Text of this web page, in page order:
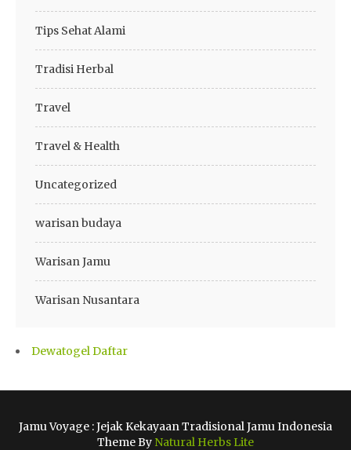
Tips Sehat Alami
Tradisi Herbal
Travel
Travel & Health
Uncategorized
warisan budaya
Warisan Jamu
Warisan Nusantara
Dewatogel Daftar
Jamu Voyage : Jejak Kekayaan Tradisional Jamu Indonesia
Theme By Natural Herbs Lite